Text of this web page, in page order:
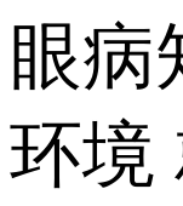
眼病
环境